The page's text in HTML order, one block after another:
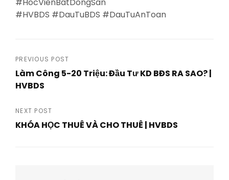
#HVBDS #DauTuBDS #DauTuAnToan
Post
navigation
PREVIOUS POST
Làm Công 5-20 Triệu: Đầu Tư KD BĐS RA SAO? |
HVBDS
Post
NEXT POST
KHÓA HỌC THUÊ VÀ CHO THUÊ | HVBDS